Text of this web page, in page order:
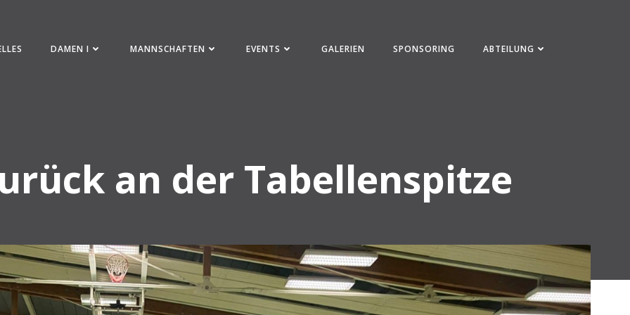
DAMEN I MANNSCHAFTEN EVENTS GALERIEN SPONSORING ABTEILUNG
an der Tabellenspitze